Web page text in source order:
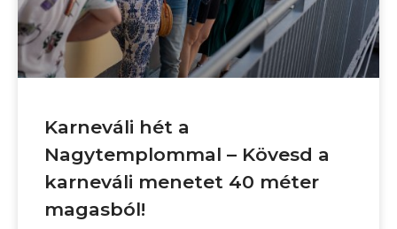
Karneváli hét a
Nagytemplommal – Kövesd a
karneváli menetet 40 méter
magasból!